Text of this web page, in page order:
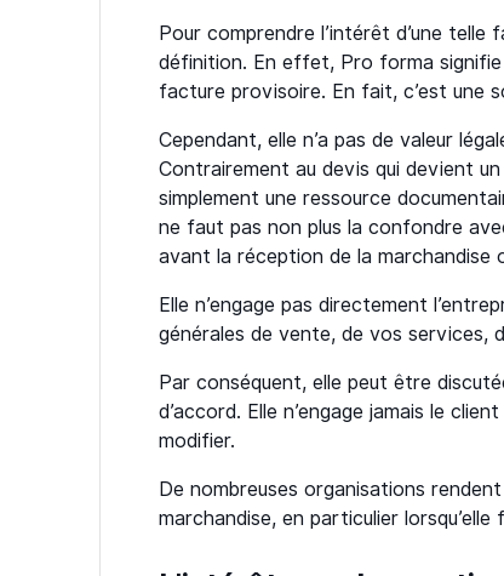
Pour comprendre l’intérêt d’une
définition. En effet, Pro forma signifie
facture provisoire. En fait, c’est une
Cependant, elle n’a pas de valeur
Contrairement au devis qui devient
simplement une ressource
ne faut pas non plus la confondre
avant la réception de la marchandise
Elle n’engage pas directement
générales de vente, de vos services,
Par conséquent, elle peut être
d’accord. Elle n’engage jamais le
modifier.
De nombreuses organisations
marchandise, en particulier